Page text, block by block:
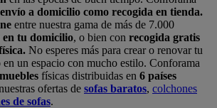
a domicilio como recogida en tienda.
entre nuestra gama de más de 7.000
tu domicilio, o bien con recogida gratis
No esperes más para crear o renovar tu
un espacio con mucho estilo. Conforama
físicas distribuidas en 6 países
ofertas de sofas baratos, colchones
de sofas.